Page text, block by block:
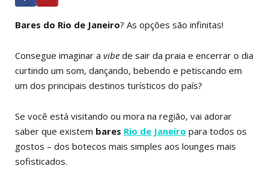
Bares do Rio de Janeiro? As opções são infinitas!
Consegue imaginar a vibe de sair da praia e encerrar o dia
curtindo um som, dançando, bebendo e petiscando em
um dos principais destinos turísticos do país?
Se você está visitando ou mora na região, vai adorar
saber que existem bares Rio de Janeiro para todos os
gostos – dos botecos mais simples aos lounges mais
sofisticados.